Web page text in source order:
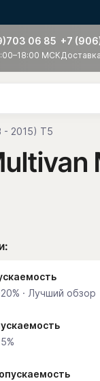
06 85
МСК
+7
- 2015) T5
· Лучший обзор